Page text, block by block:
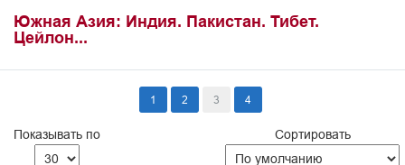
Южная Азия: Индия. Пакистан. Тибет.
Цейлон...
1 2 3 4
Показывать по Сортировать